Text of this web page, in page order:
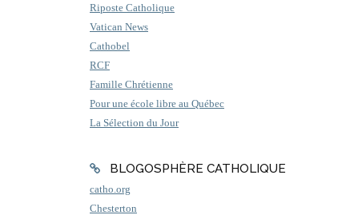
Riposte Catholique
Vatican News
Cathobel
RCF
Famille Chrétienne
Pour une école libre au Québec
La Sélection du Jour
BLOGOSPHÈRE CATHOLIQUE
catho.org
Chesterton